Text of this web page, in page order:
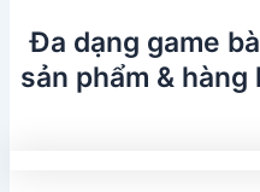
Đa dạng game
sản phẩm &